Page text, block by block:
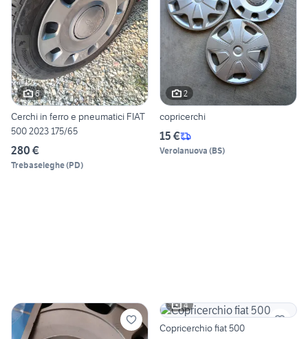
6
Cerchi in ferro e pneumatici FIAT
500 2023 175/65
280 €
Trebaseleghe(PD)
2
copricerchi
15 €
Verolanuova (BS)
4
Copricerchio fiat 500